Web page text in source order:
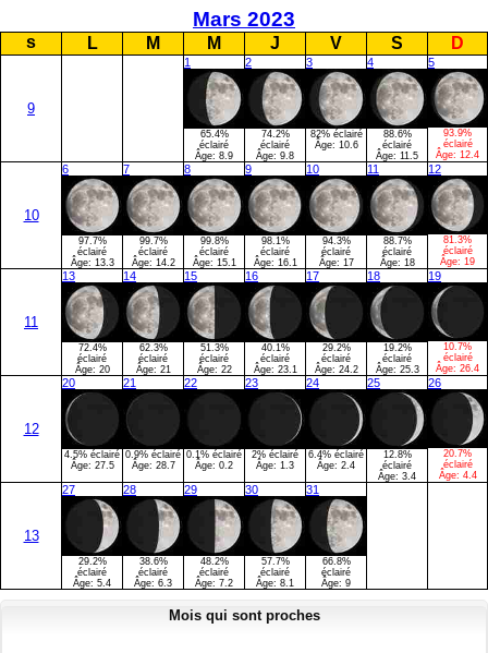
Mars 2023
s L M M J V S D
9
1
65.4%
éclairé
Âge: 8.9
2
74.2%
éclairé
Âge: 9.8
3
82% éclairé
Âge: 10.6
4
88.6%
éclairé
Âge: 11.5
5
93.9%
éclairé
Âge: 12.4
10
6
97.7%
éclairé
Âge: 13.3
7
99.7%
éclairé
Âge: 14.2
8
99.8%
éclairé
Âge: 15.1
9
98.1%
éclairé
Âge: 16.1
10
94.3%
éclairé
Âge: 17
11
88.7%
éclairé
Âge: 18
12
81.3%
éclairé
Âge: 19
11
13
72.4%
éclairé
Âge: 20
14
62.3%
éclairé
Âge: 21
15
51.3%
éclairé
Âge: 22
16
40.1%
éclairé
Âge: 23.1
17
29.2%
éclairé
Âge: 24.2
18
19.2%
éclairé
Âge: 25.3
19
10.7%
éclairé
Âge: 26.4
12
20
4.5% éclairé
Âge: 27.5
21
0.9% éclairé
Âge: 28.7
22
0.1% éclairé
Âge: 0.2
23
2% éclairé
Âge: 1.3
24
6.4% éclairé
Âge: 2.4
25
12.8%
éclairé
Âge: 3.4
26
20.7%
éclairé
Âge: 4.4
13
27
29.2%
éclairé
Âge: 5.4
28
38.6%
éclairé
Âge: 6.3
29
48.2%
éclairé
Âge: 7.2
30
57.7%
éclairé
Âge: 8.1
31
66.8%
éclairé
Âge: 9
Mois qui sont proches